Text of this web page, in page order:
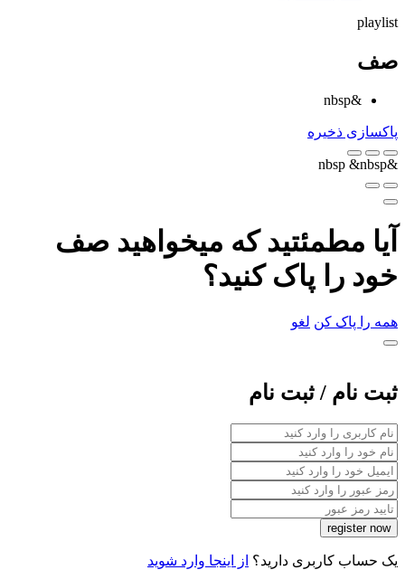
playlist
صف
&nbsp
پاکسازی ذخیره
&nbsp
&nbsp
آیا مطمئتید که میخواهید صف
خود را پاک کنید؟
همه را پاک کن لغو
ثبت نام / ثبت نام
یک حساب کاربری دارید؟ از اینجا وارد شوید